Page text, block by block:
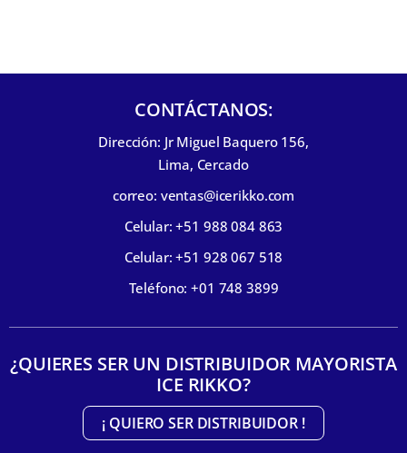
CONTÁCTANOS:
Dirección: Jr Miguel Baquero 156,
Lima, Cercado
correo: ventas@icerikko.com
Celular: +51 988 084 863
Celular: +51 928 067 518
Teléfono: +01 748 3899
¿QUIERES SER UN DISTRIBUIDOR MAYORISTA
ICE RIKKO?
¡ QUIERO SER DISTRIBUIDOR !